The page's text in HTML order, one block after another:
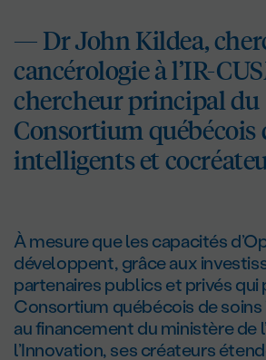
— DrJohn Kildea,
cancérologie à l’IR-
chercheur principal du
Consortium québécois
intelligents et
À mesure que les capacités
développent, grâce aux
partenaires publics et privés qui
Consortium québécois de
au financement du ministère de
l’Innovation, ses créateurs